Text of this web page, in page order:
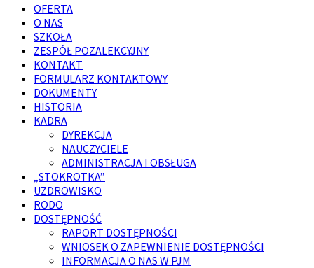
OFERTA
O NAS
SZKOŁA
ZESPÓŁ POZALEKCYJNY
KONTAKT
FORMULARZ KONTAKTOWY
DOKUMENTY
HISTORIA
KADRA
DYREKCJA
NAUCZYCIELE
ADMINISTRACJA I OBSŁUGA
„STOKROTKA”
UZDROWISKO
RODO
DOSTĘPNOŚĆ
RAPORT DOSTĘPNOŚCI
WNIOSEK O ZAPEWNIENIE DOSTĘPNOŚCI
INFORMACJA O NAS W PJM